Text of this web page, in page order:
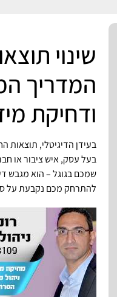
שינוי
המדריך
ודחיקת
בעידן הדיגיטלי, תוצאות
בעל עסק, איש ציבור או
שמכם בגוגל – הוא מגבש
להתרחק מכם נקבעת על